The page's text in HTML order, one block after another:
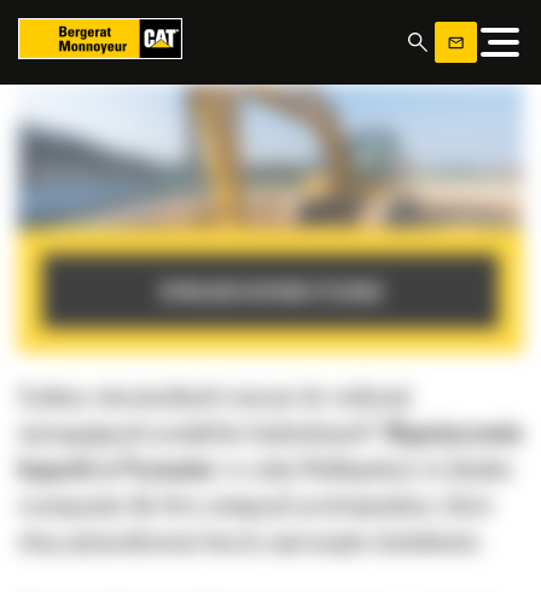
WYNAJEM KOPARKI POZNAŃ
Szukasz niezawodnych maszyn do realizacji
wymagających projektów budowlanych?
Wypożyczenie
koparki w Poznaniu i w całej Wielkopolsce to idealne
rozwiązanie dla firm ceniących profesjonalizm, które
chcą optymalizować koszty operacyjne działalności.
Panel zarządzania plikami cookies